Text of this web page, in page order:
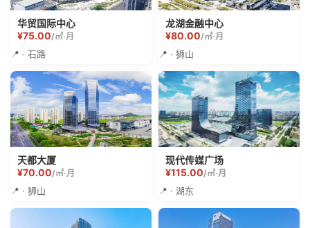
华贸国际中心
¥75.00/㎡·月
📍 · 石路
龙湖金融中心
¥80.00/㎡·月
📍 · 狮山
天都大厦
¥70.00/㎡·月
📍 · 狮山
现代传媒广场
¥115.00/㎡·月
📍 · 湖东